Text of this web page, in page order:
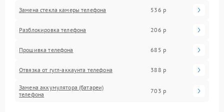
Замена стекла камеры телефона 536 р
Разблокировка телефона 206 р
Прошивка телефона 685 р
Отвязка от гугл-аккаунта телефона 388 р
Замена аккумулятора (батареи)
телефона
703 р